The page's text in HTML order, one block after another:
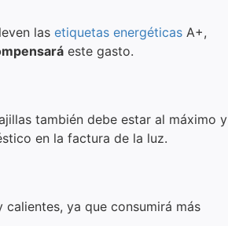
las etiquetas energéticas A+,
este gasto.
también debe estar al máximo y
en la factura de la luz.
ya que consumirá más